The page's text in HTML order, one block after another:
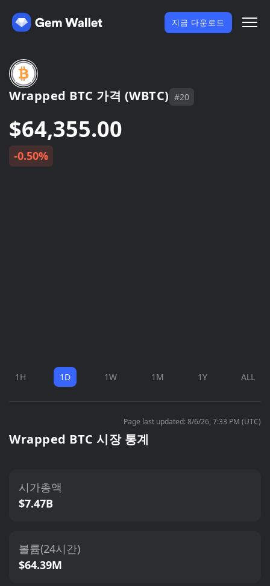
지금 다운로드
Wrapped BTC 가격 (WBTC) #20
$64,355.00
-0.50%
1H 1D 1W 1M 1Y ALL
Page last updated: 8/6/26, 7:33 PM (UTC)
Wrapped BTC 시장 통계
시가총액
$7.47B
볼륨(24시간)
$64.39M